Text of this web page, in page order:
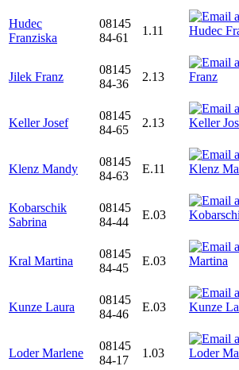
Hudec
Franziska
08145
84-61
1.11
Jilek Franz
08145
84-36
2.13
Keller Josef
08145
84-65
2.13
Klenz Mandy
08145
84-63
E.11
Kobarschik
Sabrina
08145
84-44
E.03
Kral Martina
08145
84-45
E.03
Kunze Laura
08145
84-46
E.03
Loder Marlene
08145
84-17
1.03